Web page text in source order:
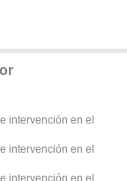
intervención en el
intervención en el
intervención en el